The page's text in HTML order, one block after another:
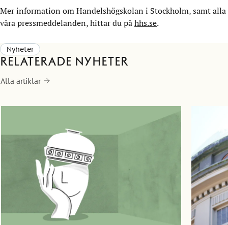
Mer information om Handelshögskolan i Stockholm, samt alla
våra pressmeddelanden, hittar du påhhs.se.
Nyheter
Relaterade nyheter
Alla artiklar